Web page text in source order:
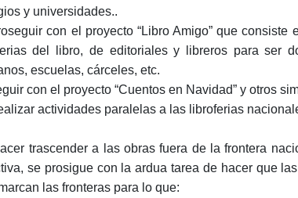
y universidades..
con el proyecto “Libro Amigo” que
del libro, de editoriales y libreros para ser
escuelas, cárceles, etc.
con el proyecto “Cuentos en Navidad” y otros
actividades paralelas a las libroferias
trascender a las obras fuera de la frontera
se prosigue con la ardua tarea de hacer que
las fronteras para lo que: